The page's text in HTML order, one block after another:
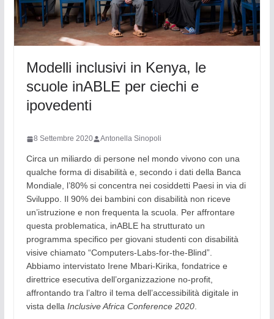
Modelli inclusivi in Kenya, le
scuole inABLE per ciechi e
ipovedenti
8 Settembre 2020 Antonella Sinopoli
Circa un miliardo di persone nel mondo vivono con una
qualche forma di disabilità e, secondo i dati della Banca
Mondiale, l’80% si concentra nei cosiddetti Paesi in via di
Sviluppo. Il 90% dei bambini con disabilità non riceve
un’istruzione e non frequenta la scuola. Per affrontare
questa problematica, inABLE ha strutturato un
programma specifico per giovani studenti con disabilità
visive chiamato “Computers-Labs-for-the-Blind”.
Abbiamo intervistato Irene Mbari-Kirika, fondatrice e
direttrice esecutiva dell’organizzazione no-profit,
affrontando tra l’altro il tema dell’accessibilità digitale in
vista della Inclusive Africa Conference 2020.